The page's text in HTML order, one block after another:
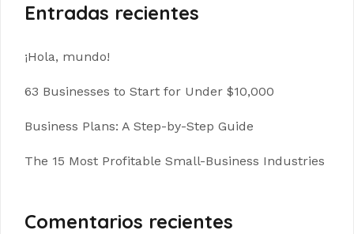
Entradas recientes
¡Hola, mundo!
63 Businesses to Start for Under $10,000
Business Plans: A Step-by-Step Guide
The 15 Most Profitable Small-Business Industries
Comentarios recientes